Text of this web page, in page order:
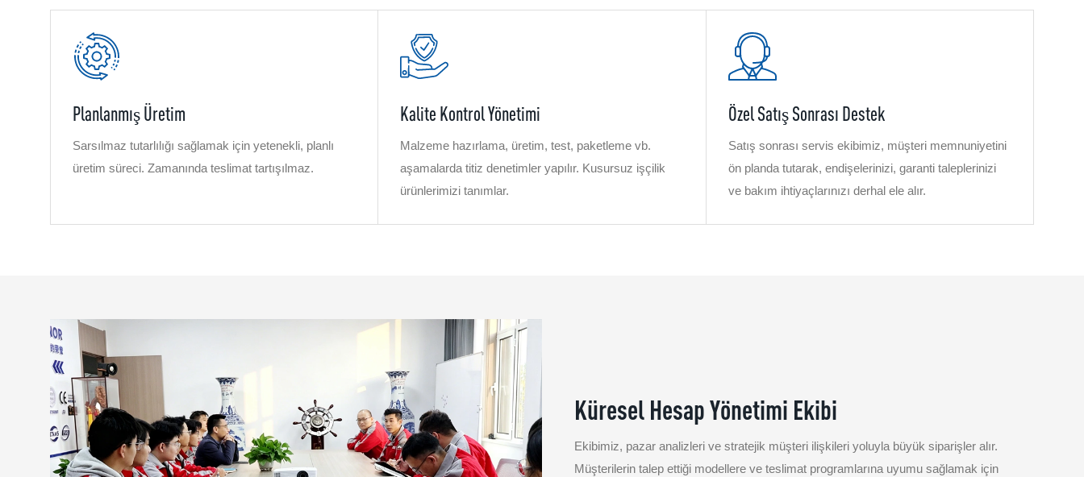
Planlanmış Üretim
Sarsılmaz tutarlılığı sağlamak için yetenekli, planlı
üretim süreci. Zamanında teslimat tartışılmaz.
Kalite Kontrol Yönetimi
Malzeme hazırlama, üretim, test, paketleme vb.
aşamalarda titiz denetimler yapılır. Kusursuz işçilik
ürünlerimizi tanımlar.
Özel Satış Sonrası Destek
Satış sonrası servis ekibimiz, müşteri memnuniyetini
ön planda tutarak, endişelerinizi, garanti taleplerinizi
ve bakım ihtiyaçlarınızı derhal ele alır.
Küresel Hesap Yönetimi Ekibi
Ekibimiz, pazar analizleri ve stratejik müşteri ilişkileri yoluyla büyük siparişler alır.
Müşterilerin talep ettiği modellere ve teslimat programlarına uyumu sağlamak için